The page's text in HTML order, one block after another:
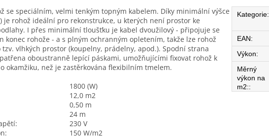
se speciálním, velmi tenkým topným kabelem. Díky minimální výšce
je rohož ideální pro rekonstrukce, u kterých není prostor ke
I přes minimální tloušťku je kabel dvoužilový - připojuje se
konec rohože - a s plným ochranným opletením, takže lze rohož
vlhkých prostor (koupelny, prádelny, apod.). Spodní strana
oboustranně lepící páskami, umožňujícími fixovat rohož k
okamžiku, než je zastěrkována flexibilním tmelem.
1800 (W)
12,0 m2
0,50 m
24 m
230 V
150 W/m2
Kategorie:
EAN:
Výkon:
Měrný
výkon na
m2::